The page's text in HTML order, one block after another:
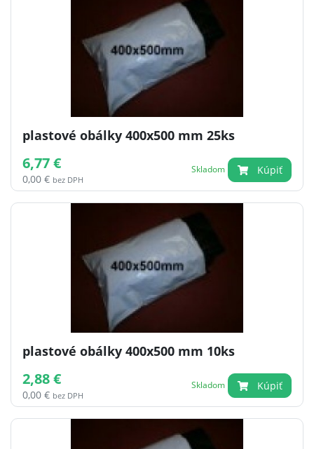
plastové obálky 400x500 mm 25ks
6,77 €
0,00 € bez DPH
Skladom Kúpiť
plastové obálky 400x500 mm 10ks
2,88 €
0,00 € bez DPH
Skladom Kúpiť